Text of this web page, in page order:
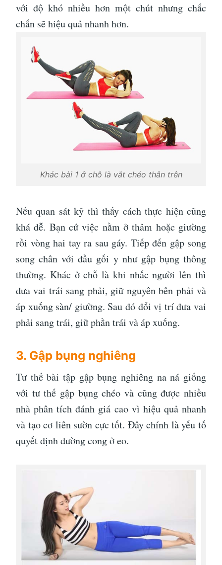
với độ khó nhiều hơn một chút nhưng chắc
chắn sẽ hiệu quả nhanh hơn.
Khác bài 1 ở chỗ là vắt chéo thân trên
Nếu quan sát kỹ thì thấy cách thực hiện cũng
khá dễ. Bạn cứ việc nằm ở thảm hoặc giường
rồi vòng hai tay ra sau gáy. Tiếp đến gập song
song chân với đầu gối y như gập bụng thông
thường. Khác ở chỗ là khi nhấc người lên thì
đưa vai trái sang phải, giữ nguyên bên phải và
áp xuống sàn/ giường. Sau đó đổi vị trí đưa vai
phải sang trái, giữ phần trái và áp xuống.
3. Gập bụng nghiêng
Tư thế bài tập gập bụng nghiêng na ná giống
với tư thế gập bụng chéo và cũng được nhiều
nhà phân tích đánh giá cao vì hiệu quả nhanh
và tạo cơ liên sườn cực tốt. Đây chính là yếu tố
quyết định đường cong ở eo.